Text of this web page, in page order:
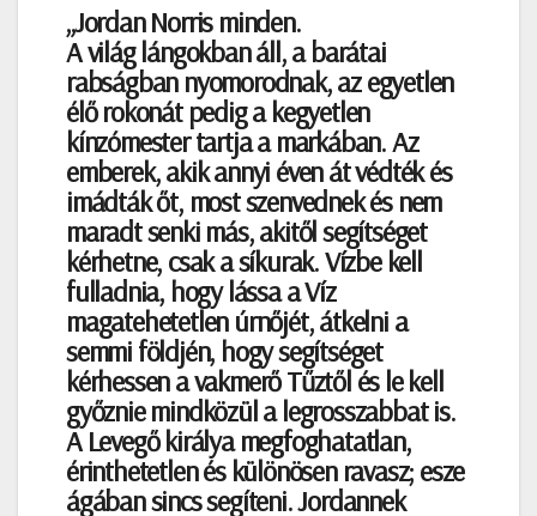
„Jordan Norris minden.
A világ lángokban áll, a barátai
rabságban nyomorodnak, az egyetlen
élő rokonát pedig a kegyetlen
kínzómester tartja a markában. Az
emberek, akik annyi éven át védték és
imádták őt, most szenvednek és nem
maradt senki más, akitől segítséget
kérhetne, csak a síkurak. Vízbe kell
fulladnia, hogy lássa a Víz
magatehetetlen úrnőjét, átkelni a
semmi földjén, hogy segítséget
kérhessen a vakmerő Tűztől és le kell
győznie mindközül a legrosszabbat is.
A Levegő királya megfoghatatlan,
érinthetetlen és különösen ravasz; esze
ágában sincs segíteni. Jordannek